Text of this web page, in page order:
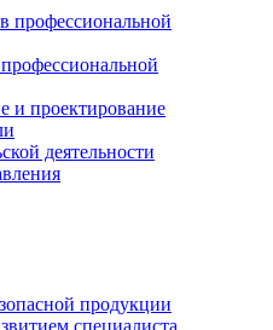
профессиональной
и проектирование
деятельности
продукции